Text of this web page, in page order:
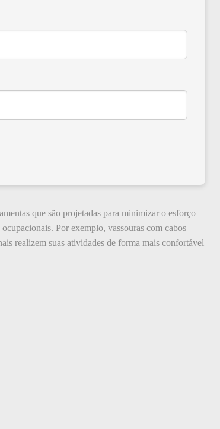
que são projetadas para minimizar o esforço
Por exemplo, vassouras com cabos
realizem suas atividades de forma mais confortável